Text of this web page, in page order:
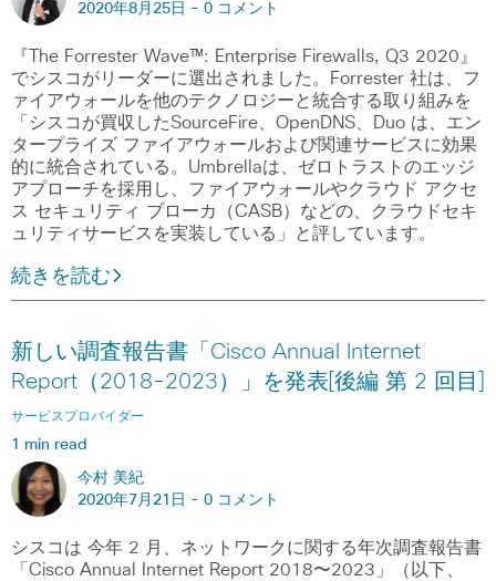
2020年8月25日 - 0 コメント
『The Forrester Wave™: Enterprise Firewalls, Q3 2020』
でシスコがリーダーに選出されました。Forrester 社は、フ
ァイアウォールを他のテクノロジーと統合する取り組みを
「シスコが買収したSourceFire、OpenDNS、Duo は、エン
タープライズ ファイアウォールおよび関連サービスに効果
的に統合されている。Umbrellaは、ゼロトラストのエッジ
アプローチを採用し、ファイアウォールやクラウド アクセ
ス セキュリティ ブローカ（CASB）などの、クラウドセキ
ュリティサービスを実装している」と評しています。
続きを読む
新しい調査報告書「Cisco Annual Internet
Report（2018-2023）」を発表[後編 第 2 回目]
サービスプロバイダー
1 min read
今村 美紀
2020年7月21日 - 0 コメント
シスコは 今年 2 月、ネットワークに関する年次調査報告書
「Cisco Annual Internet Report 2018〜2023」（以下、